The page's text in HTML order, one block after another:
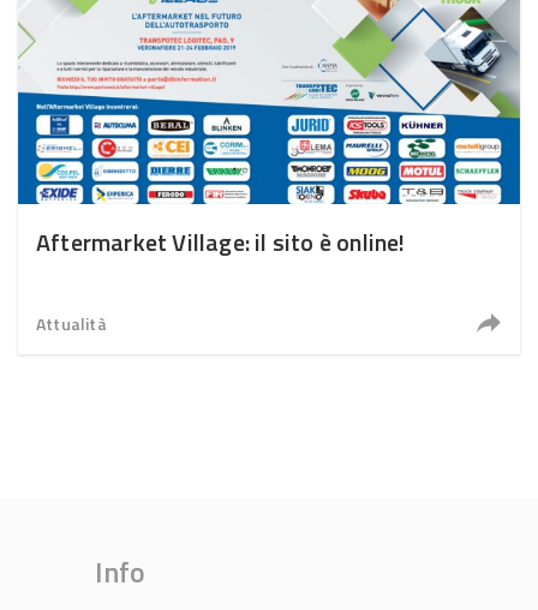
Aftermarket Village: il sito è online!
Attualità
Info